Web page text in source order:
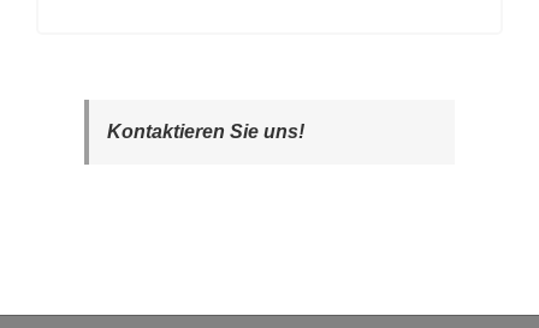
Kontaktieren Sie uns!